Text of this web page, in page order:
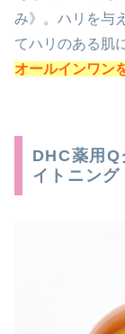
み》。ハリを与
てハリのある肌
オールインワン
DHC薬用Q
イトニング